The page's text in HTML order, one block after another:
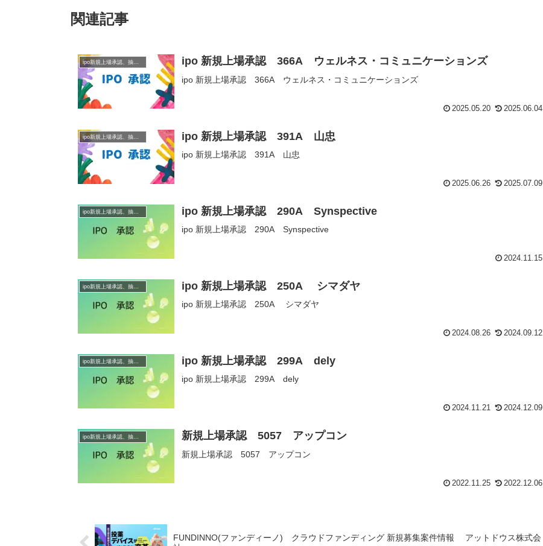
関連記事
ipo 新規上場承認 366A ウェルネス・コミュニケーションズ
ipo 新規上場承認 366A ウェルネス・コミュニケーションズ
2025.05.20 2025.06.04
ipo 新規上場承認 391A 山忠
ipo 新規上場承認 391A 山忠
2025.06.26 2025.07.09
ipo 新規上場承認 290A Synspective
ipo 新規上場承認 290A Synspective
2024.11.15
ipo新規上場承認、抽選情報 ipo 新規上場承認 250A シマダヤ
ipo 新規上場承認 250A シマダヤ
2024.08.26 2024.09.12
ipo新規上場承認、抽選情報 ipo 新規上場承認 299A dely
ipo 新規上場承認 299A dely
2024.11.21 2024.12.09
新規上場承認 5057 アップコン
新規上場承認 5057 アップコン
2022.11.25 2022.12.06
FUNDINNO(ファンディーノ) クラウドファンディング 新規募集案件情報 アットドウス株式会